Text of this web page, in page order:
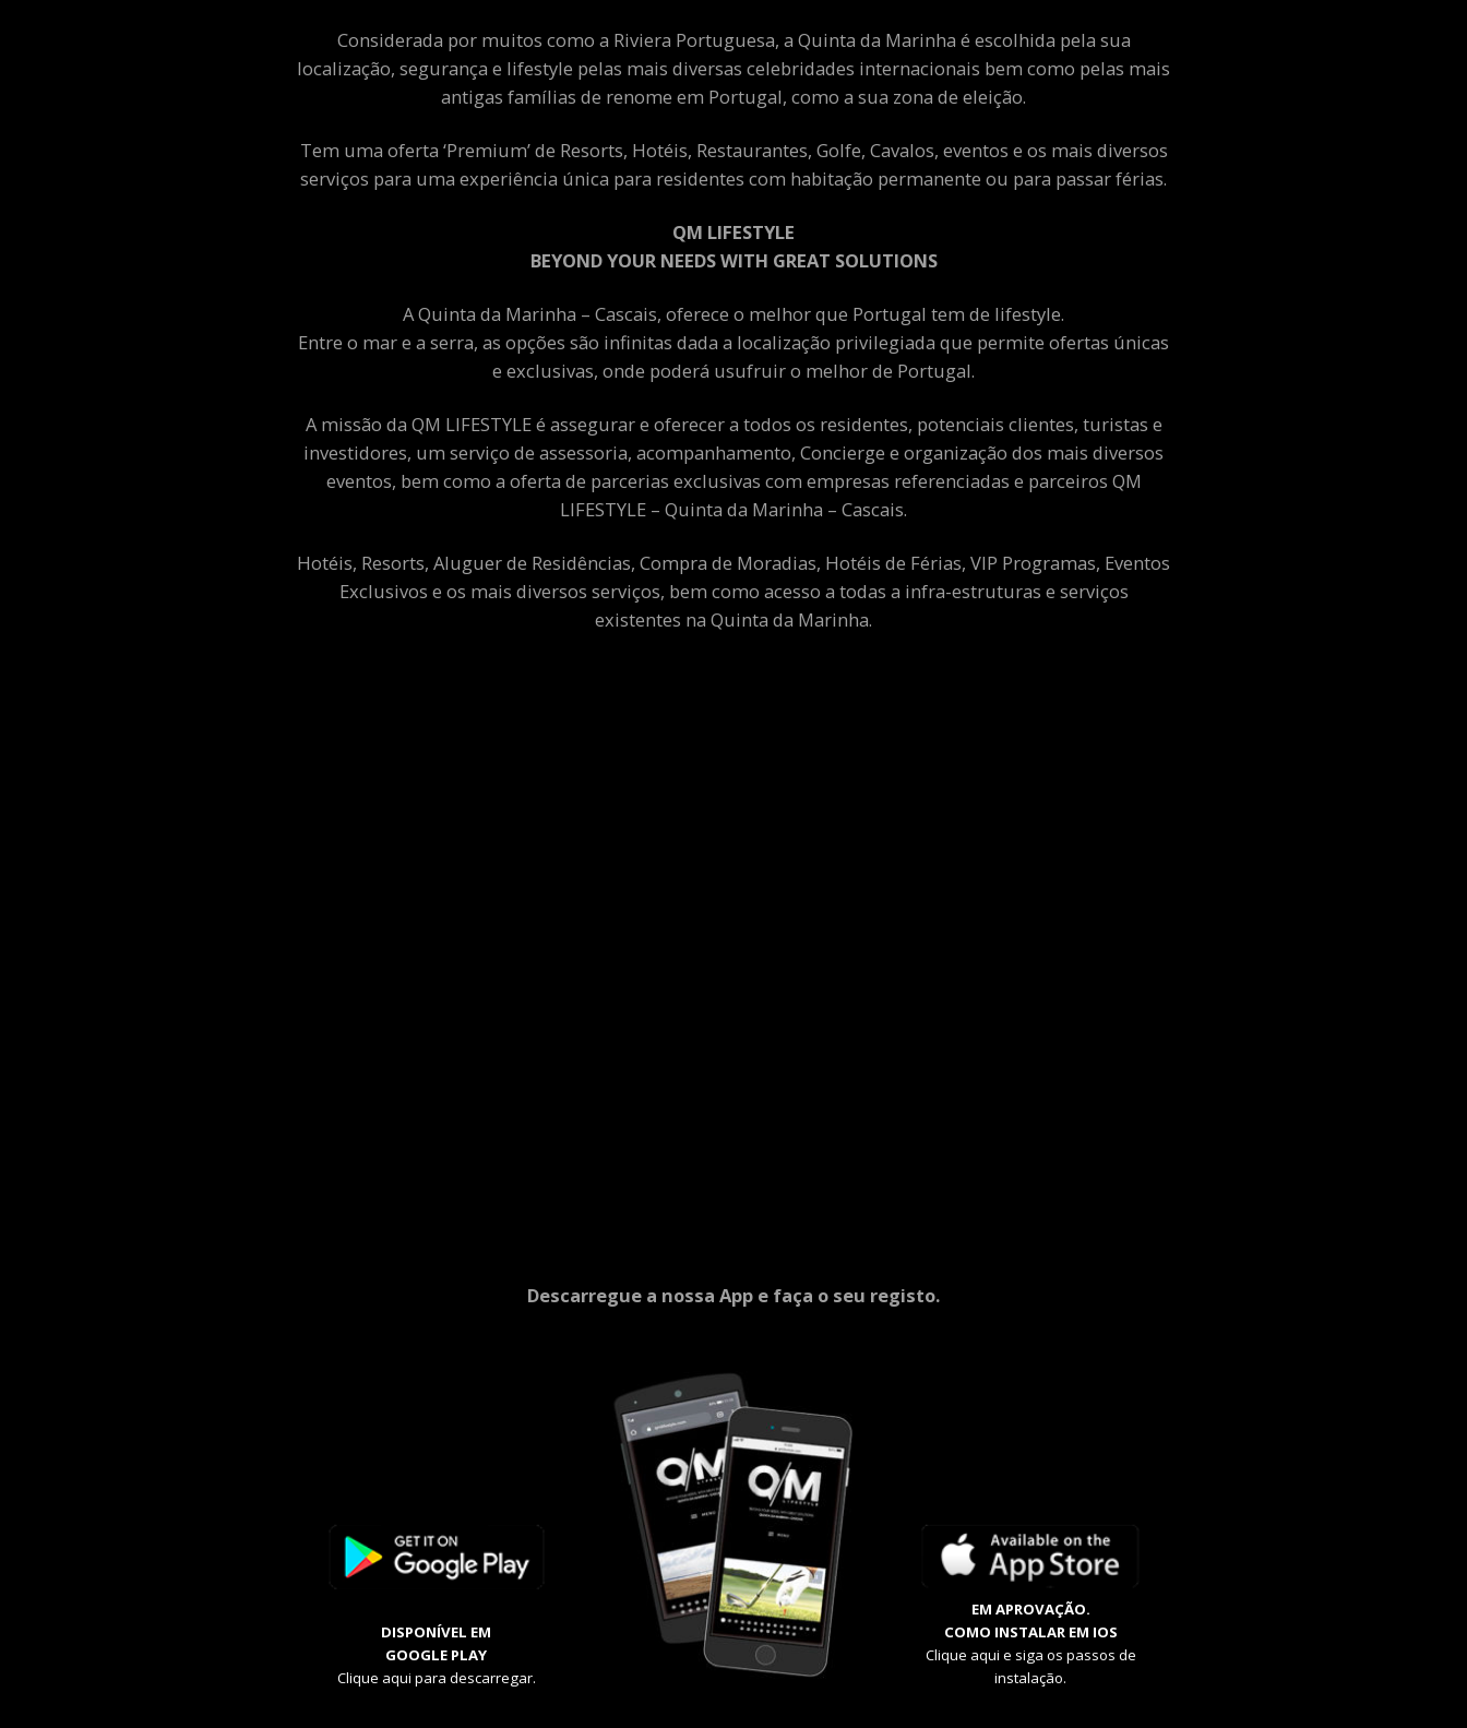
Considerada por muitos como a Riviera Portuguesa, a Quinta da Marinha é escolhida pela sua
localização, segurança e lifestyle pelas mais diversas celebridades internacionais bem como pelas mais
antigas famílias de renome em Portugal, como a sua zona de eleição.
Tem uma oferta ‘Premium’ de Resorts, Hotéis, Restaurantes, Golfe, Cavalos, eventos e os mais diversos
serviços para uma experiência única para residentes com habitação permanente ou para passar férias.
QM LIFESTYLE
BEYOND YOUR NEEDS WITH GREAT SOLUTIONS
A Quinta da Marinha – Cascais, oferece o melhor que Portugal tem de lifestyle.
Entre o mar e a serra, as opções são infinitas dada a localização privilegiada que permite ofertas únicas
e exclusivas, onde poderá usufruir o melhor de Portugal.
A missão da QM LIFESTYLE é assegurar e oferecer a todos os residentes, potenciais clientes, turistas e
investidores, um serviço de assessoria, acompanhamento, Concierge e organização dos mais diversos
eventos, bem como a oferta de parcerias exclusivas com empresas referenciadas e parceiros QM
LIFESTYLE – Quinta da Marinha – Cascais.
Hotéis, Resorts, Aluguer de Residências, Compra de Moradias, Hotéis de Férias, VIP Programas, Eventos
Exclusivos e os mais diversos serviços, bem como acesso a todas a infra-estruturas e serviços
existentes na Quinta da Marinha.
Descarregue a nossa App e faça o seu registo.
DISPONÍVEL EM
GOOGLE PLAY
Clique aqui para descarregar.
EM APROVAÇÃO.
COMO INSTALAR EM IOS
Clique aqui e siga os passos de
instalação.